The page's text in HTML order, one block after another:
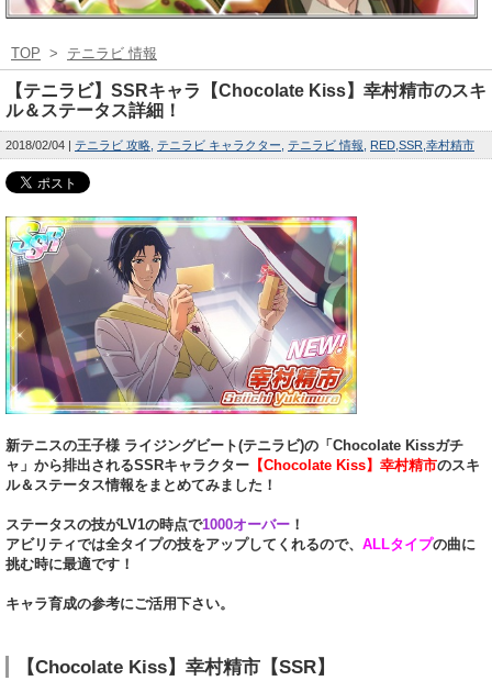
TOP > テニラビ 情報
【テニラビ】SSRキャラ【Chocolate Kiss】幸村精市のスキ
ル＆ステータス詳細！
2018/02/04 テニラビ 攻略 テニラビ キャラクター テニラビ 情報 RED SSR 幸村精市
新テニスの王子様 ライジングビート(テニラビ)の「Chocolate Kissガチ
ャ」から排出されるSSRキャラクター 【Chocolate Kiss】幸村精市のスキ
ル＆ステータス情報をまとめてみました！
ステータスの技がLV1の時点で1000オーバー ！
アビリティでは全タイプの技をアップしてくれるので、 ALLタイプの曲に
挑む時に最適です！
キャラ育成の参考にご活用下さい。
【Chocolate Kiss】幸村精市【SSR】